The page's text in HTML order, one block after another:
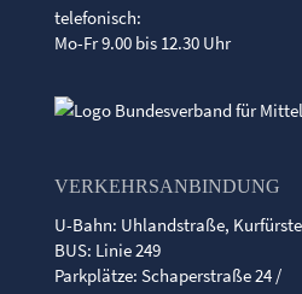
telefonisch:
Mo-Fr 9.00 bis 12.30 Uhr
VERKEHRSANBINDUNG
U-Bahn: Uhlandstraße,
BUS: Linie 249
Parkplätze: Schaperstraße 24 /